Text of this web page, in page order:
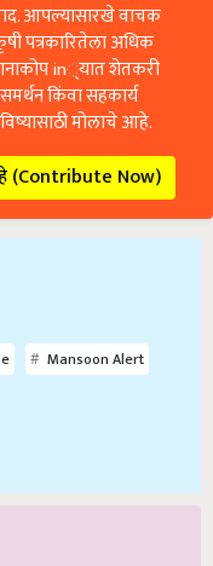
आपल्यासारखे वाचक
पत्रकारितेला अधिक
in्यात शेतकरी
किंवा सहकार्य
मोलाचे आहे.
Now)
Mansoon Alert